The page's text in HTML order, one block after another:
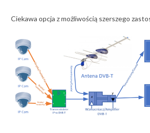
Ciekawa opcja z możliwością szerszego